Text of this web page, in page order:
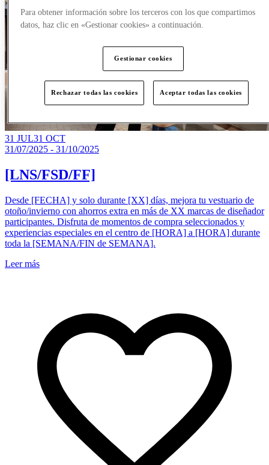
31 JUL31 OCT
31/07/2025 - 31/10/2025
[LNS/FSD/FF]
Desde [FECHA] y solo durante [XX] días, mejora tu vestuario de
otoño/invierno con ahorros extra en más de XX marcas de diseñador
participantes. Disfruta de momentos de compra seleccionados y
experiencias especiales en el centro de [HORA] a [HORA] durante
toda la [SEMANA/FIN de SEMANA].
Leer más
Para obtener información sobre los terceros con los que compartimos
datos, haz clic en «Gestionar cookies» a continuación.
Gestionar cookies
Rechazar todas las cookies Aceptar todas las cookies